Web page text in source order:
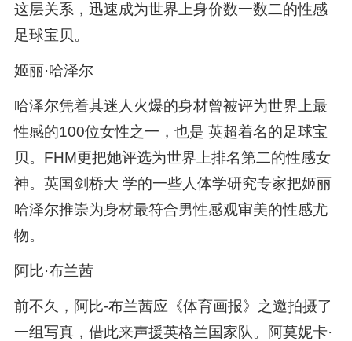
这层关系，迅速成为世界上身价数一数二的性感
足球宝贝。
姬丽·哈泽尔
哈泽尔凭着其迷人火爆的身材曾被评为世界上最
性感的100位女性之一，也是 英超着名的足球宝
贝。FHM更把她评选为世界上排名第二的性感女
神。英国剑桥大 学的一些人体学研究专家把姬丽
哈泽尔推崇为身材最符合男性感观审美的性感尤
物。
阿比·布兰茜
前不久，阿比-布兰茜应《体育画报》之邀拍摄了
一组写真，借此来声援英格兰国家队。阿莫妮卡·